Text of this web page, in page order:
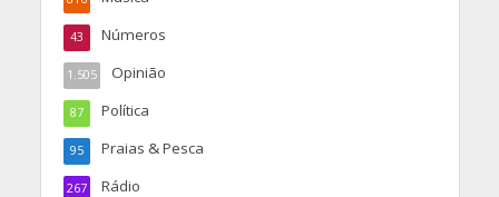
Números
43
Opinião
1.505
Política
87
Praias & Pesca
95
Rádio
267